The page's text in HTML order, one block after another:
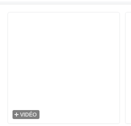
VIDÉO